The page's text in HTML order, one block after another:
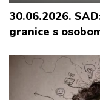
30.06.2026.
granice s